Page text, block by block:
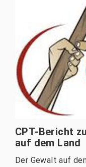
CPT-Bericht
auf dem Land
Der Gewalt auf